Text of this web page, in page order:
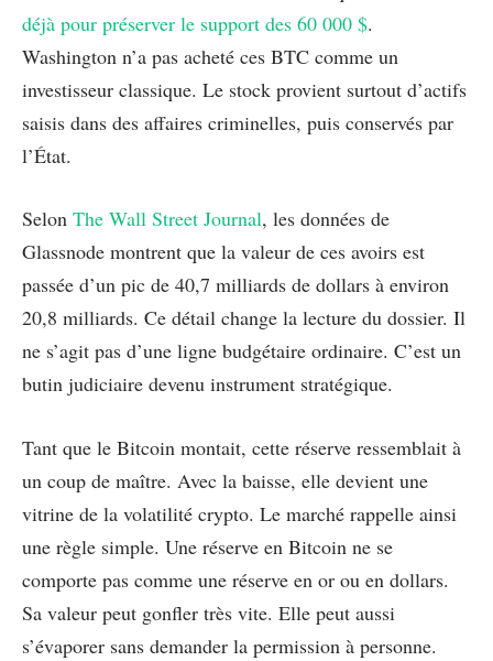
déjà pour préserver le support des 60 000 $.
Washington n’a pas acheté ces BTC comme un
investisseur classique. Le stock provient surtout d’actifs
saisis dans des affaires criminelles, puis conservés par
l’État.
Selon The Wall Street Journal, les données de
Glassnode montrent que la valeur de ces avoirs est
passée d’un pic de 40,7 milliards de dollars à environ
20,8 milliards. Ce détail change la lecture du dossier. Il
ne s’agit pas d’une ligne budgétaire ordinaire. C’est un
butin judiciaire devenu instrument stratégique.
Tant que le Bitcoin montait, cette réserve ressemblait à
un coup de maître. Avec la baisse, elle devient une
vitrine de la volatilité crypto. Le marché rappelle ainsi
une règle simple. Une réserve en Bitcoin ne se
comporte pas comme une réserve en or ou en dollars.
Sa valeur peut gonfler très vite. Elle peut aussi
s’évaporer sans demander la permission à personne.